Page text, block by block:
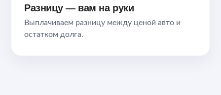
Разницу — вам на руки
Выплачиваем разницу между ценой авто и
остатком долга.